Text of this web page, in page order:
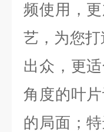
频使用，
艺，为您
出众，更
角度的叶
的局面；